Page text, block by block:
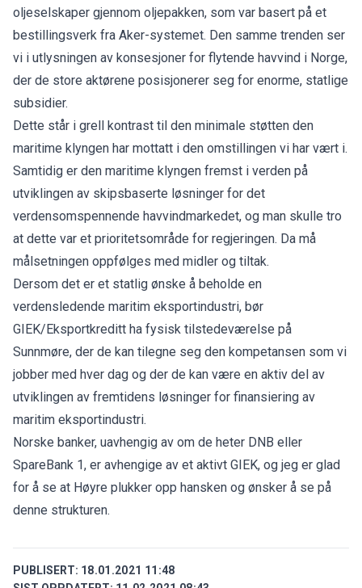
oljeselskaper gjennom oljepakken, som var basert på et
bestillingsverk fra Aker-systemet. Den samme trenden ser
vi i utlysningen av konsesjoner for flytende havvind i Norge,
der de store aktørene posisjonerer seg for enorme, statlige
subsidier.
Dette står i grell kontrast til den minimale støtten den
maritime klyngen har mottatt i den omstillingen vi har vært i.
Samtidig er den maritime klyngen fremst i verden på
utviklingen av skipsbaserte løsninger for det
verdensomspennende havvindmarkedet, og man skulle tro
at dette var et prioritetsområde for regjeringen. Da må
målsetningen oppfølges med midler og tiltak.
Dersom det er et statlig ønske å beholde en
verdensledende maritim eksportindustri, bør
GIEK/Eksportkreditt ha fysisk tilstedeværelse på
Sunnmøre, der de kan tilegne seg den kompetansen som vi
jobber med hver dag og der de kan være en aktiv del av
utviklingen av fremtidens løsninger for finansiering av
maritim eksportindustri.
Norske banker, uavhengig av om de heter DNB eller
SpareBank 1, er avhengige av et aktivt GIEK, og jeg er glad
for å se at Høyre plukker opp hansken og ønsker å se på
denne strukturen.
PUBLISERT: 18.01.2021 11:48